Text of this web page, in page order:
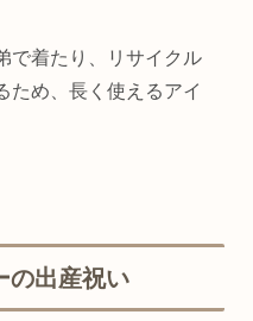
で着たり、リサイクル
ため、長く使えるアイ
の出産祝い